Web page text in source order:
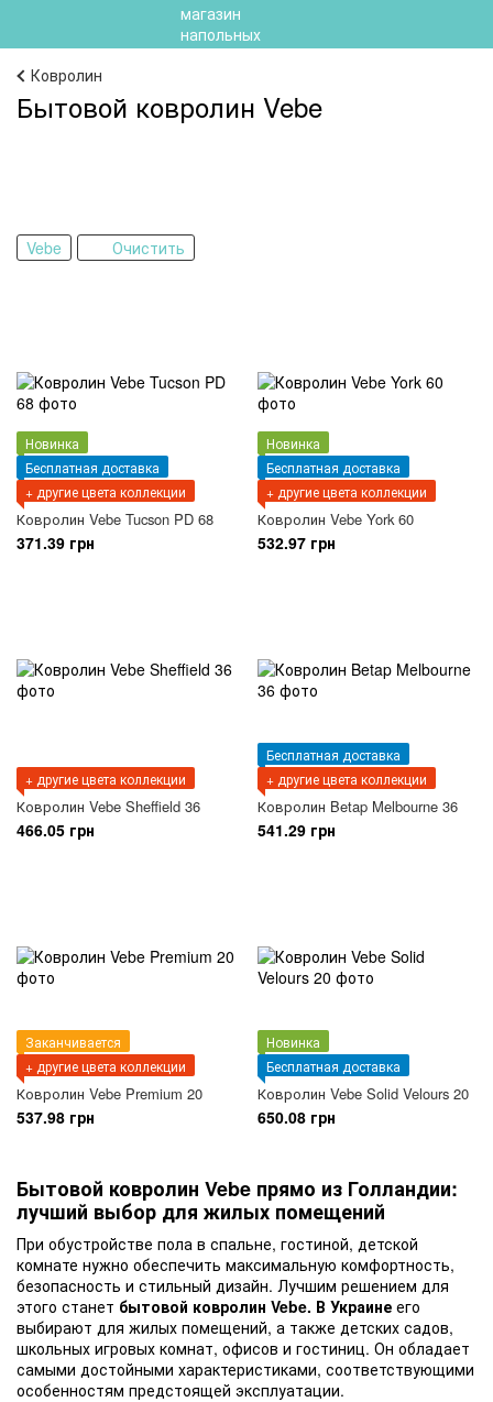
Ковролин
Бытовой ковролин Vebe
Vebe Очистить
Новинка
Бесплатная доставка
+ другие цвета коллекции
Ковролин Vebe Tucson PD 68
371.39 грн
Новинка
Бесплатная доставка
+ другие цвета коллекции
Ковролин Vebe York 60
532.97 грн
+ другие цвета коллекции
Ковролин Vebe Sheffield 36
466.05 грн
Бесплатная доставка
+ другие цвета коллекции
Ковролин Betap Melbourne 36
541.29 грн
Заканчивается
+ другие цвета коллекции
Ковролин Vebe Premium 20
537.98 грн
Новинка
Бесплатная доставка
Ковролин Vebe Solid Velours 20
650.08 грн
Бытовой ковролин Vebe прямо из Голландии:
лучший выбор для жилых помещений
При обустройстве пола в спальне, гостиной, детской
комнате нужно обеспечить максимальную комфортность,
безопасность и стильный дизайн. Лучшим решением для
этого станет бытовой ковролин Vebe. В Украине его
выбирают для жилых помещений, а также детских садов,
школьных игровых комнат, офисов и гостиниц. Он обладает
самыми достойными характеристиками, соответствующими
особенностям предстоящей эксплуатации.